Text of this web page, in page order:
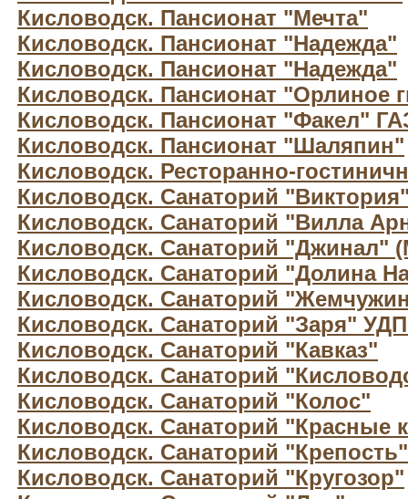
Кисловодск. Пансионат "Мечта"
Кисловодск. Пансионат "Надежда"
Кисловодск. Пансионат "Надежда"
Кисловодск. Пансионат "Орлиное
Кисловодск. Пансионат "Факел"
Кисловодск. Пансионат "Шаляпин"
Кисловодск. Ресторанно-
Кисловодск. Санаторий
Кисловодск. Санаторий "Вилла
Кисловодск. Санаторий "Джинал"
Кисловодск. Санаторий "Долина
Кисловодск. Санаторий
Кисловодск. Санаторий "Заря"
Кисловодск. Санаторий "Кавказ"
Кисловодск. Санаторий
Кисловодск. Санаторий "Колос"
Кисловодск. Санаторий "Красные
Кисловодск. Санаторий "Крепость"
Кисловодск. Санаторий "Кругозор"